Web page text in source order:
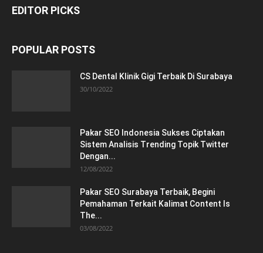
EDITOR PICKS
POPULAR POSTS
CS Dental Klinik Gigi Terbaik Di Surabaya
30/10/2022
Pakar SEO Indonesia Sukses Ciptakan
Sistem Analisis Trending Topik Twitter
Dengan...
12/08/2022
Pakar SEO Surabaya Terbaik, Begini
Pemahaman Terkait Kalimat Content Is
The...
03/08/2022